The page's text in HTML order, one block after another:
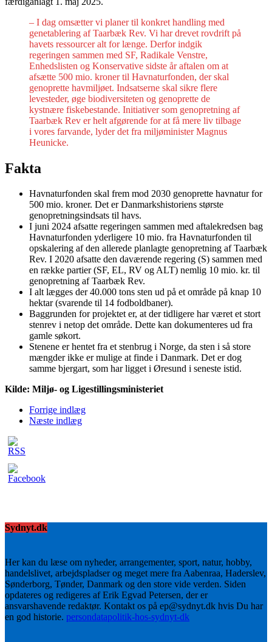
– I dag omsætter vi planer til konkret handling med
genetablering af Taarbæk Rev. Vi har drevet rovdrift på
havets ressourcer alt for længe. Derfor indgik
regeringen sammen med SF, Radikale Venstre,
Enhedslisten og Konservative sidste år aftalen om at
afsætte 500 mio. kroner til Havnaturfonden, der skal
genoprette havmiljøet. Indsatserne skal sikre flere
levesteder, øge biodiversiteten og genoprette de
kystnære fiskebestande. Initiativer som genopretning af
Taarbæk Rev er helt afgørende for at få mere liv tilbage
i vores farvande, lyder det fra miljøminister Magnus
Heunicke.
Fakta
Havnaturfonden skal frem mod 2030 genoprette havnatur for
500 mio. kroner. Det er Danmarkshistoriens største
genopretningsindsats til havs.
I juni 2024 afsatte regeringen sammen med aftalekredsen bag
Havnaturfonden yderligere 10 mio. fra Havnaturfonden til
opskalering af den allerede planlagte genopretning af Taarbæk
Rev. I 2020 afsatte den daværende regering (S) sammen med
en række partier (SF, EL, RV og ALT) nemlig 10 mio. kr. til
genopretning af Taarbæk Rev.
I alt lægges der 40.000 tons sten ud på et område på knap 10
hektar (svarende til 14 fodboldbaner).
Baggrunden for projektet er, at der tidligere har været et stort
stenrev i netop det område. Dette kan dokumenteres ud fra
gamle søkort.
Stenene er hentet fra et stenbrug i Norge, da sten i så store
mængder ikke er mulige at finde i Danmark. Det er dog
samme bjergart, som har ligget i Øresund i seneste istid.
Kilde: Miljø- og Ligestillingsministeriet
Forrige indlæg
Næste indlæg
Sydnyt.dk
Her kan du læse om nyheder, arrangementer, sport, natur, hobby,
handelslivet, arbejdspladser og meget mere fra Aabenraa, Haderslev,
Sønderborg, Tønder, Danmark og den store vide verden. Siden
opdateres og redigeres af Erik Egvad Petersen, der er
ansvarshavende redaktør. Kontakt os på ep@sydnyt.dk hvis Du har
en god historie. persondatapolitik-hos-sydnyt-dk